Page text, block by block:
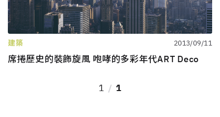
建築 2013/09/11
席捲歷史的裝飾旋風 咆哮的多彩年代ART Deco
1 1